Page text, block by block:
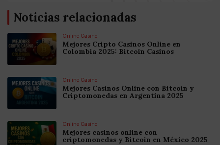
Noticias relacionadas
Online Casino
Mejores Cripto Casinos Online en
Colombia 2025: Bitcoin Casinos
Online Casino
Mejores Casinos Online con Bitcoin y
Criptomonedas en Argentina 2025
Online Casino
Mejores casinos online con
criptomonedas y Bitcoin en México 2025